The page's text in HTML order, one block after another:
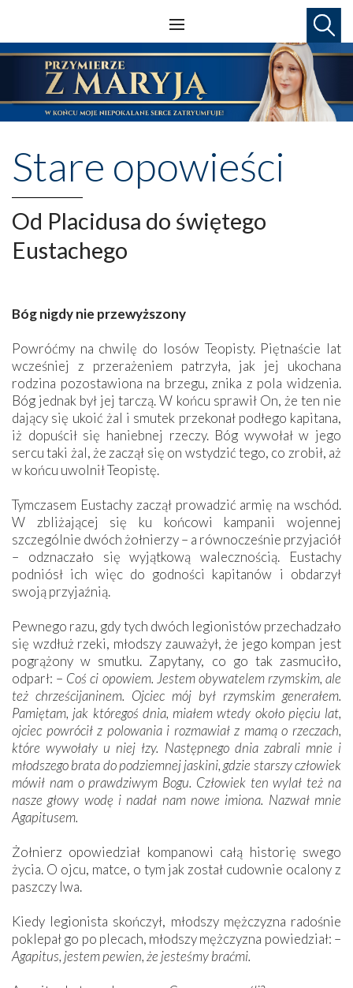
Stare opowieści
Od Placidusa do świętego
Eustachego
Bóg nigdy nie przewyższony
Powróćmy na chwilę do losów Teopisty. Piętnaście lat
wcześniej z przerażeniem patrzyła, jak jej ukochana
rodzina pozostawiona na brzegu, znika z pola widzenia.
Bóg jednak był jej tarczą. W końcu sprawił On, że ten nie
dający się ukoić żal i smutek przekonał podłego kapitana,
iż dopuścił się haniebnej rzeczy. Bóg wywołał w jego
sercu taki żal, że zaczął się on wstydzić tego, co zrobił, aż
w końcu uwolnił Teopistę.
Tymczasem Eustachy zaczął prowadzić armię na wschód.
W zbliżającej się ku końcowi kampanii wojennej
szczególnie dwóch żołnierzy – a równocześnie przyjaciół
– odznaczało się wyjątkową walecznością. Eustachy
podniósł ich więc do godności kapitanów i obdarzył
swoją przyjaźnią.
Pewnego razu, gdy tych dwóch legionistów przechadzało
się wzdłuż rzeki, młodszy zauważył, że jego kompan jest
pogrążony w smutku. Zapytany, co go tak zasmuciło,
odparł: – Coś ci opowiem. Jestem obywatelem rzymskim, ale
też chrześcijaninem. Ojciec mój był rzymskim generałem.
Pamiętam, jak któregoś dnia, miałem wtedy około pięciu lat,
ojciec powrócił z polowania i rozmawiał z mamą o rzeczach,
które wywołały u niej łzy. Następnego dnia zabrali mnie i
młodszego brata do podziemnej jaskini, gdzie starszy człowiek
mówił nam o prawdziwym Bogu. Człowiek ten wylał też na
nasze głowy wodę i nadał nam nowe imiona. Nazwał mnie
Agapitusem.
Żołnierz opowiedział kompanowi całą historię swego
życia. O ojcu, matce, o tym jak został cudownie ocalony z
paszczy lwa.
Kiedy legionista skończył, młodszy mężczyzna radośnie
poklepał go po plecach, młodszy mężczyzna powiedział: –
Agapitus, jestem pewien, że jesteśmy braćmi.